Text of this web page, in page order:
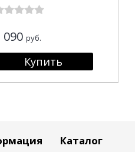
090 руб.
Каталог